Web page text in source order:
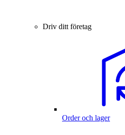
Driv ditt företag
Order och lager